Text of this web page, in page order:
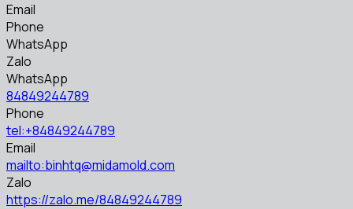
Email
Phone
WhatsApp
Zalo
WhatsApp
84849244789
Phone
tel:+84849244789
Email
mailto:binhtq@midamold.com
Zalo
https://zalo.me/84849244789